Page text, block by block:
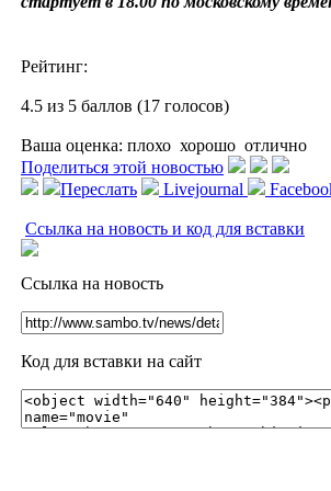
Рейтинг:
4.5 из 5 баллов (17 голосов)
Ваша оценка: плохо хорошо отлично
Поделиться этой новостью
Переслать
Livejournal
Ссылка на новость и код для вставки
Ссылка на новость
Код для вставки на сайт